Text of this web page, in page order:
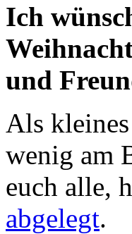
Ich
und
Als
wenig am
euch alle,
abgelegt.